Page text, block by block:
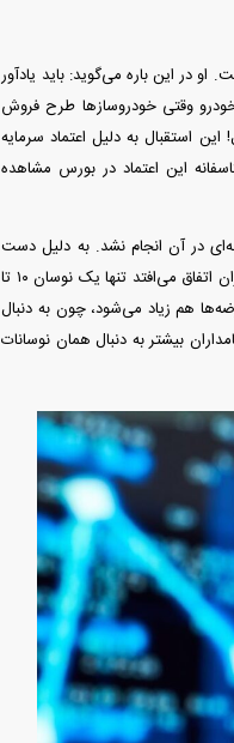
پرداخت. او در این باره می‌گوید: باید یادآور
خودرو وقتی خودروساز‌ها طرح فروش
استقبال به دلیل اعتماد سرمایه
این اعتماد در بورس مشاهده
در آن انجام نشد. به دلیل دست
اندازی‌های دولت به سود شرکت‌های بورسی یا دستورالعمل‌های ناگهانی و... بنابراین آنچه در بازار سرمایه ایران اتفاق می‌افتد تنها یک نوسان ۱۰ تا
به همان اندازه عرضه‌ها هم زیاد می‌شود، چون به دنبال
بیشتر به دنبال همان نوسانات